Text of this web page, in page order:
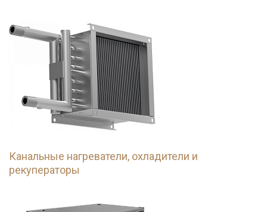
Канальные нагреватели, охладители и
рекуператоры